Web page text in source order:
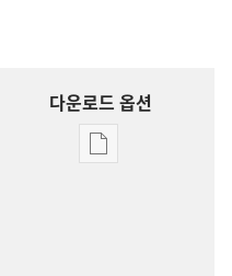
다운로드 옵션
출판물